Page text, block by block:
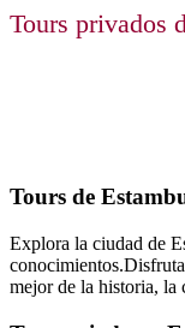
Tours privados
Tours de
Explora la ciudad de
mejor de la historia, la